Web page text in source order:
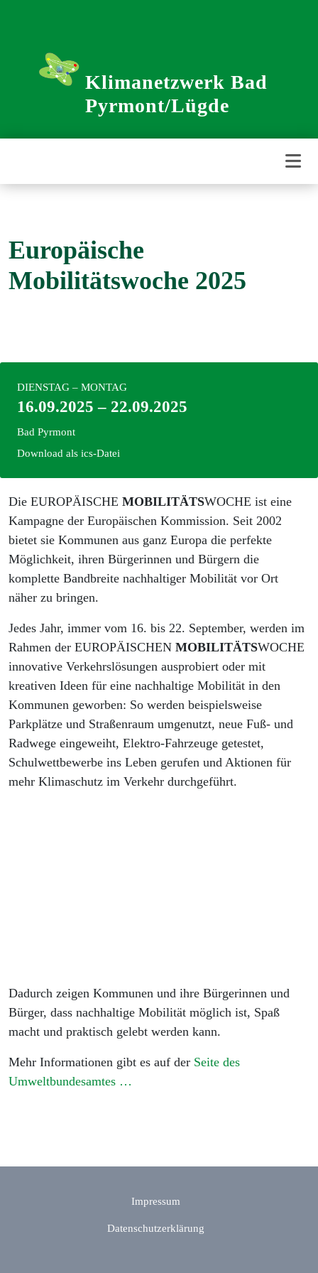
Klimanetzwerk Bad
Pyrmont/Lügde
Europäische
Mobilitätswoche 2025
Die EUROPÄISCHE MOBILITÄTSWOCHE ist eine
Kampagne der Europäischen Kommission. Seit 2002
bietet sie Kommunen aus ganz Europa die perfekte
Möglichkeit, ihren Bürgerinnen und Bürgern die
komplette Bandbreite nachhaltiger Mobilität vor Ort
näher zu bringen.
Jedes Jahr, immer vom 16. bis 22. September, werden im
Rahmen der EUROPÄISCHEN MOBILITÄTSWOCHE
innovative Verkehrslösungen ausprobiert oder mit
kreativen Ideen für eine nachhaltige Mobilität in den
Kommunen geworben: So werden beispielsweise
Parkplätze und Straßenraum umgenutzt, neue Fuß- und
Radwege eingeweiht, Elektro-Fahrzeuge getestet,
Schulwettbewerbe ins Leben gerufen und Aktionen für
mehr Klimaschutz⁠ im Verkehr durchgeführt.
Dadurch zeigen Kommunen und ihre Bürgerinnen und
Bürger, dass nachhaltige Mobilität möglich ist, Spaß
macht und praktisch gelebt werden kann.
Mehr Informationen gibt es auf der Seite des
Umweltbundesamtes …
DIENSTAG – MONTAG
16.09.2025 – 22.09.2025
Bad Pyrmont
Download als ics-Datei
Impressum
Datenschutzerklärung